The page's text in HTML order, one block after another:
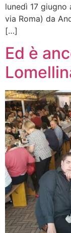
lunedì 17 giugno
via Roma) da
[…]
Ed è